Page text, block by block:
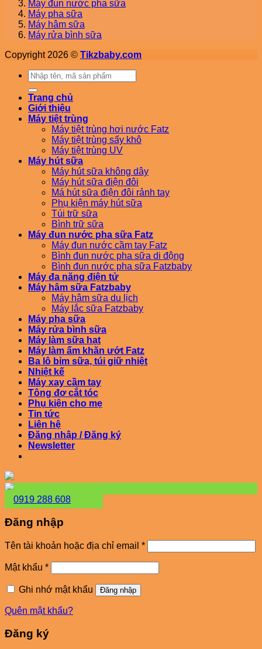
Máy đun nước pha sữa
Máy pha sữa
Máy hâm sữa
Máy rửa bình sữa
Copyright 2026 © Tikzbaby.com
Tìm
kiếm:
Trang chủ
Giới thiệu
Máy tiệt trùng
Máy tiệt trùng hơi nước Fatz
Máy tiệt trùng sấy khô
Máy tiệt trùng UV
Máy hút sữa
Máy hút sữa không dây
Máy hút sữa điện đôi
Má hút sữa điện đôi rảnh tay
Phụ kiện máy hút sữa
Túi trữ sữa
Bình trữ sữa
Máy đun nước pha sữa Fatz
Máy đun nước cầm tay Fatz
Bình đun nước pha sữa di động
Bình đun nước pha sữa Fatzbaby
Máy đa năng điện tử
Máy hâm sữa Fatzbaby
Máy hâm sữa du lịch
Máy lắc sữa Fatzbaby
Máy pha sữa
Máy rửa bình sữa
Máy làm sữa hạt
Máy làm ấm khăn ướt Fatz
Ba lô bỉm sữa, túi giữ nhiệt
Nhiệt kế
Máy xay cầm tay
Tông đơ cắt tóc
Phụ kiện cho mẹ
Tin tức
Liên hệ
Đăng nhập / Đăng ký
Newsletter
0919 288 608
Đăng nhập
Tên tài khoản hoặc địa chỉ email *Bắt
buộc
Mật khẩu *Bắt
buộc
Ghi nhớ mật khẩu
Đăng nhập
Quên mật khẩu?
Đăng ký